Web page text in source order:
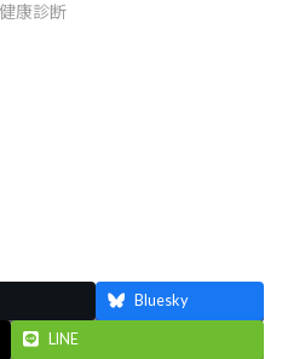
健康診断
Bluesky
LINE